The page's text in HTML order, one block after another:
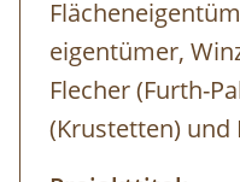
eigentümer,
Flecher (Furth-
(Krustetten) und